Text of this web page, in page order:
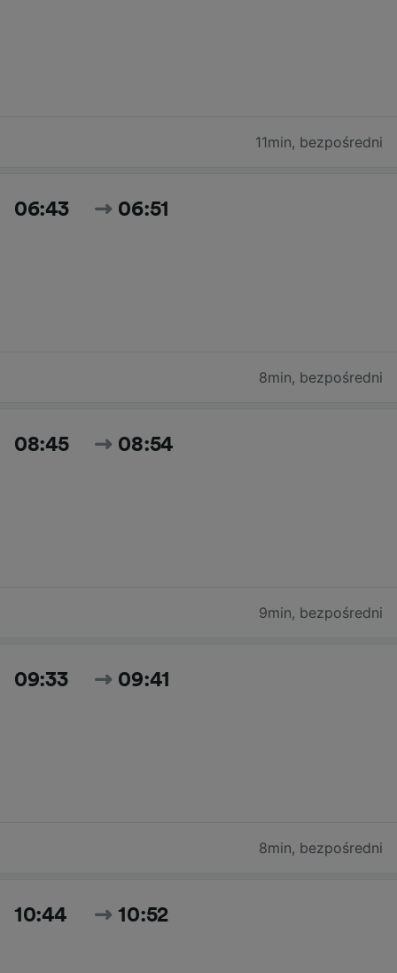
11min, bezpośredni
06:43 06:51
8min, bezpośredni
08:45 08:54
9min, bezpośredni
09:33 09:41
8min, bezpośredni
10:44 10:52